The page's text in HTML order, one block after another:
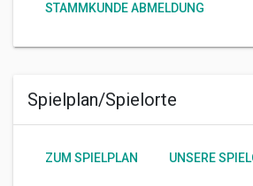
STAMMKUNDE ABMELDUNG
Spielplan/Spielorte
ZUM SPIELPLAN UNSERE